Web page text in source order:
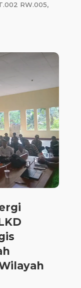
RW.005,